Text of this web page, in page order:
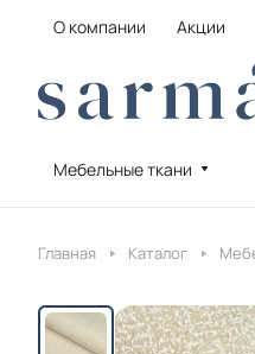
О компании Акции
Мебельные ткани
Главная Каталог